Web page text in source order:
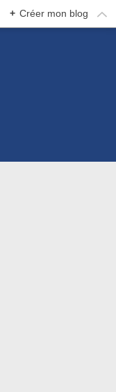
+ Créer mon blog